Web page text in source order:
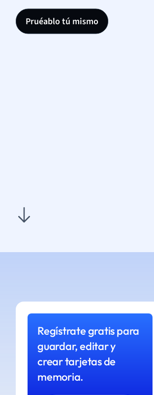
Pruéablo tú mismo
Regístrate gratis para
guardar, editar y
crear tarjetas de
memoria.